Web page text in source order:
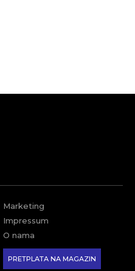
Marketing
Impressum
O nama
PRETPLATA NA MAGAZIN